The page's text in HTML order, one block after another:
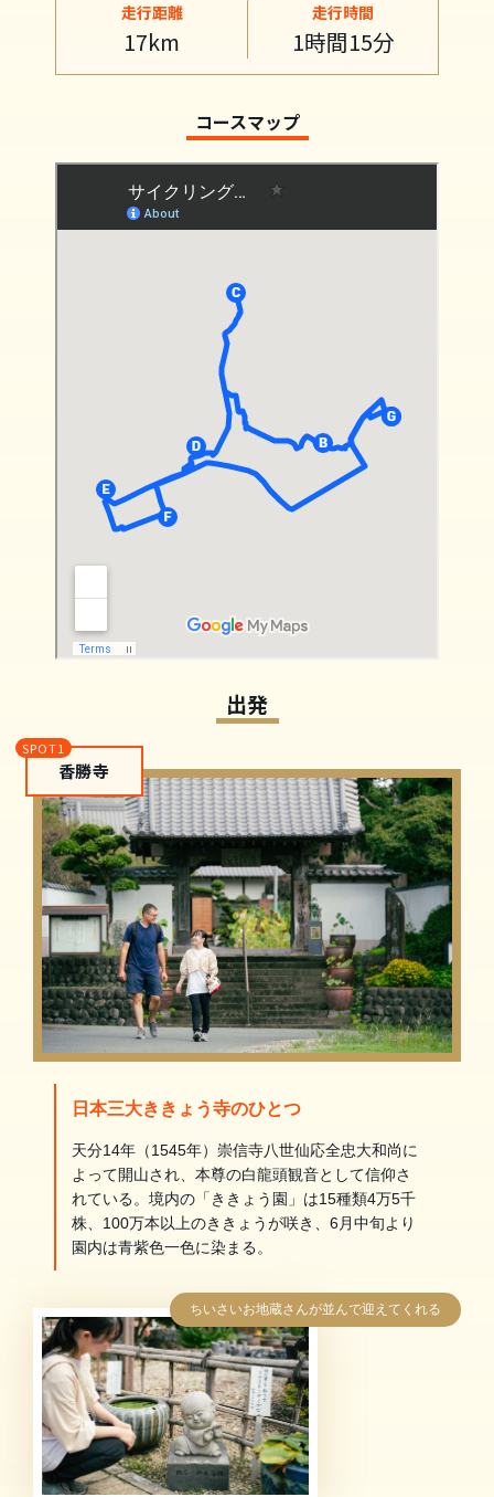
走行距離
17km
走行時間
1時間15分
コースマップ
出発
香勝寺
日本三大ききょう寺のひとつ
天分14年（1545年）崇信寺八世仙応全忠大和尚に
よって開山され、本尊の白龍頭観音として信仰さ
れている。境内の「ききょう園」は15種類4万5千
株、100万本以上のききょうが咲き、6月中旬より
園内は青紫色一色に染まる。
ちいさいお地蔵さんが並んで迎えてくれる